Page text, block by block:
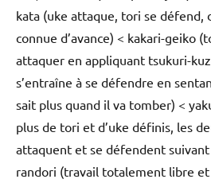
kata (uke attaque, tori se défend,
connue d’avance) < kakari-geiko
attaquer en appliquant tsukuri-
s’entraîne à se défendre en
sait plus quand il va tomber) <
plus de tori et d’uke définis, les
attaquent et se défendent suivant
randori (travail totalement libre et